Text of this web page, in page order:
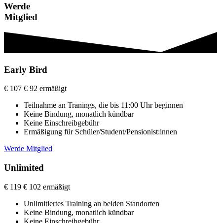
Werde
Mitglied
Early Bird
€ 107 € 92 ermäßigt
Teilnahme an Tranings, die bis 11:00 Uhr beginnen
Keine Bindung, monatlich kündbar
Keine Einschreibgebühr
Ermäßigung für Schüler/Student/Pensionist:innen
Werde Mitglied
Unlimited
€ 119 € 102 ermäßigt
Unlimitiertes Training an beiden Standorten
Keine Bindung, monatlich kündbar
Keine Einschreibgebühr